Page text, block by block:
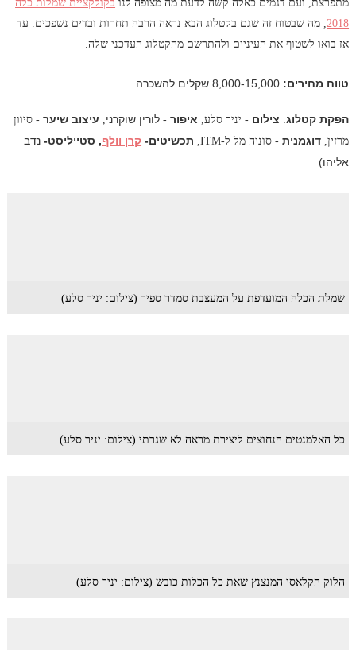
מתפרצת, ועם דגמים כאלה קשה לדעת מה מצופה לנו בקולקציית שמלות כלה
2018 , מה שבטוח זה שגם בקטלוג הבא נראה הרבה תחרות ובדים נשפכים. עד
אז בואו לשטוף את העיניים ולהתרשם מהקטלוג העדכני שלה.
טווח מחירים: 8,000-15,000שקלים להשכרה.
הפקת קטלוג: צילום - יניר סלע, איפור- לורין שוקרני עיצוב שיער- סיוון
מרזין, דוגמנית- סוניה מל ל-ITM, תכשיטים- קרן וולף, סטייליסט- נדב
אליהו)
שמלת הכלה המועדפת על המעצבת סמדר ספיר (צילום: יניר סלע)
כל האלמנטים הנחוצים ליצירת מראה לא שגרתי (צילום: יניר סלע)
הלוק הקלאסי המנצנץ שאת כל הכלות כובש (צילום: יניר סלע)